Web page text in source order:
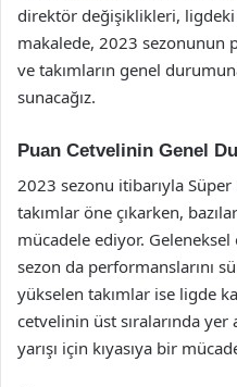
direktör değişiklikleri, ligdeki
makalede, 2023 sezonunun
ve takımların genel
sunacağız.
Puan Cetvelinin Genel
2023 sezonu itibarıyla
takımlar öne çıkarken,
mücadele ediyor.
sezon da performanslarını
yükselen takımlar ise ligde
cetvelinin üst sıralarında
yarışı için kıyasıya bir